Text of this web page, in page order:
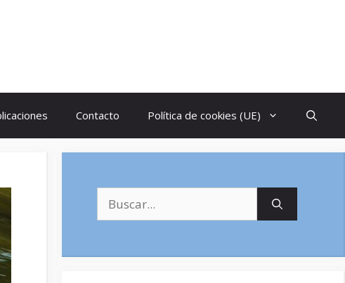
Contacto Política de cookies (UE)